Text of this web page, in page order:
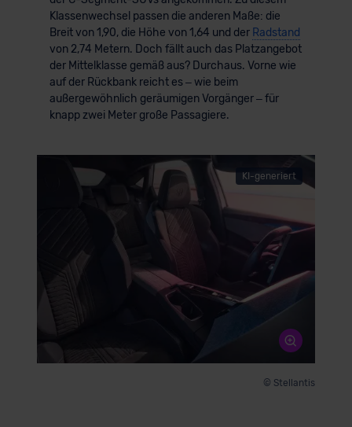
Klassenwechsel passen die anderen Maße: die
Breit von 1,90, die Höhe von 1,64 und der Radstand
von 2,74 Metern. Doch fällt auch das Platzangebot
der Mittelklasse gemäß aus? Durchaus. Vorne wie
auf der Rückbank reicht es – wie beim
außergewöhnlich geräumigen Vorgänger – für
knapp zwei Meter große Passagiere.
KI-generiert
© Stellantis